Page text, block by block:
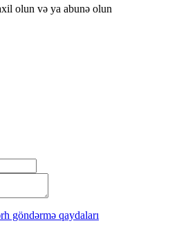
olun və ya abunə olun
göndərmə qaydaları